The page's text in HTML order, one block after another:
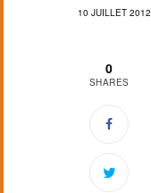
10 JUILLET 2012
0
SHARES